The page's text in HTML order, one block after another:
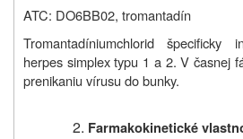
ATC: DO6BB02, tromantadín
Tromantadíniumchlorid špecificky
herpes simplex typu 1 a 2. V časnej
prenikaniu vírusu do bunky.
Farmakokinetické